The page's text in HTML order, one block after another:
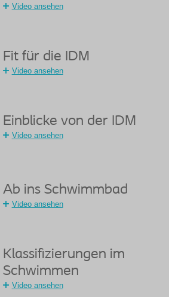
Video ansehen
Fit für die IDM
Video ansehen
Einblicke von der IDM
Video ansehen
Ab ins Schwimmbad
Video ansehen
Klassifizierungen im
Schwimmen
Video ansehen